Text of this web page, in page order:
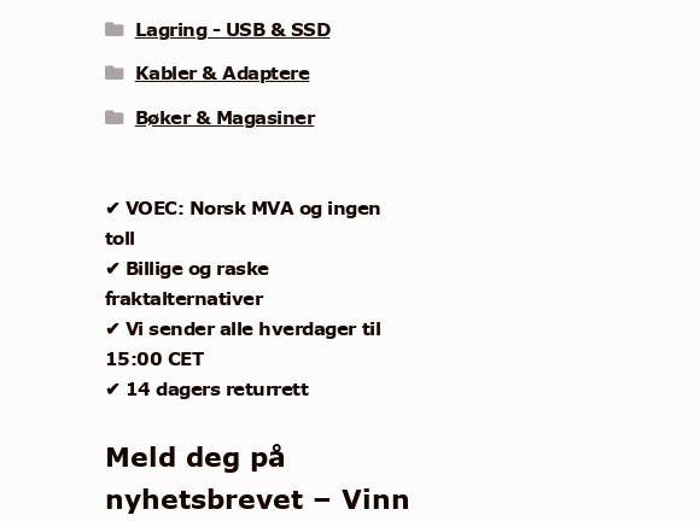
Lagring - USB & SSD
Kabler & Adaptere
Bøker & Magasiner
✔ VOEC: Norsk MVA og ingen
toll
✔ Billige og raske
fraktalternativer
✔ Vi sender alle hverdager til
15:00 CET
✔ 14 dagers returrett
Meld deg på
nyhetsbrevet – Vinn